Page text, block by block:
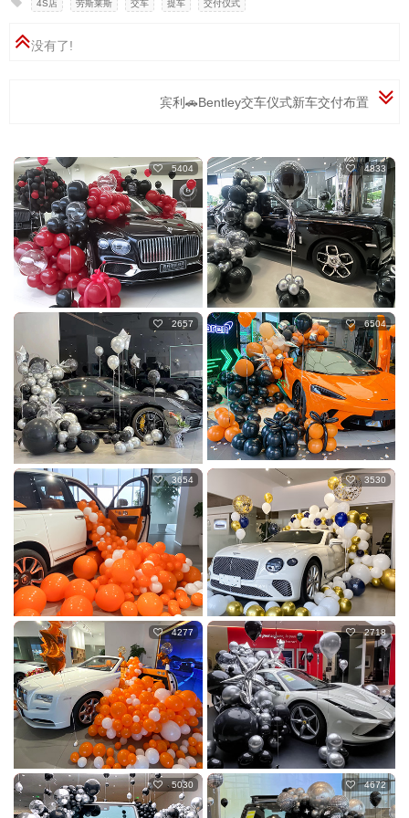
4S店 劳斯莱斯 交车 提车 交付仪式
没有了!
宾利🚗Bentley交车仪式新车交付布置
5404 4833
2657 6504
3654 3530
4277 2718
5030 4672